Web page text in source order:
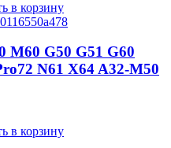
в корзину
M60 G50 G51 G60
N61 X64 A32-M50
в корзину